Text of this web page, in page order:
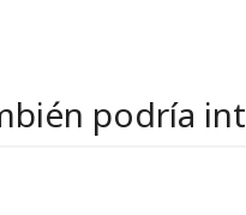
podría